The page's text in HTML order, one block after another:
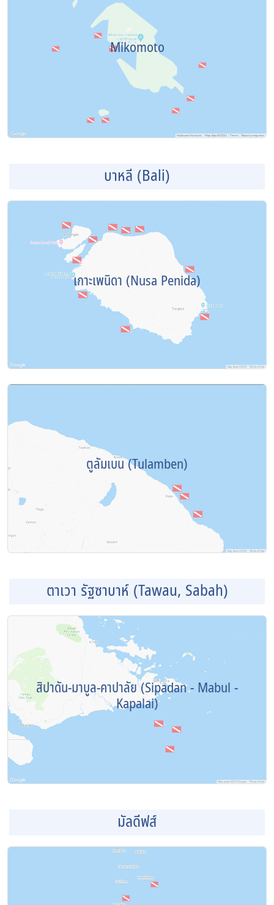
Mikomoto
บาหลี (Bali)
เกาะเพนิดา (Nusa Penida)
ตูลัมเบน (Tulamben)
ตาเวา รัฐซาบาห์ (Tawau, Sabah)
สิปาดัน-มาบูล-คาปาลัย (Sipadan - Mabul -
Kapalai)
มัลดีฟส์